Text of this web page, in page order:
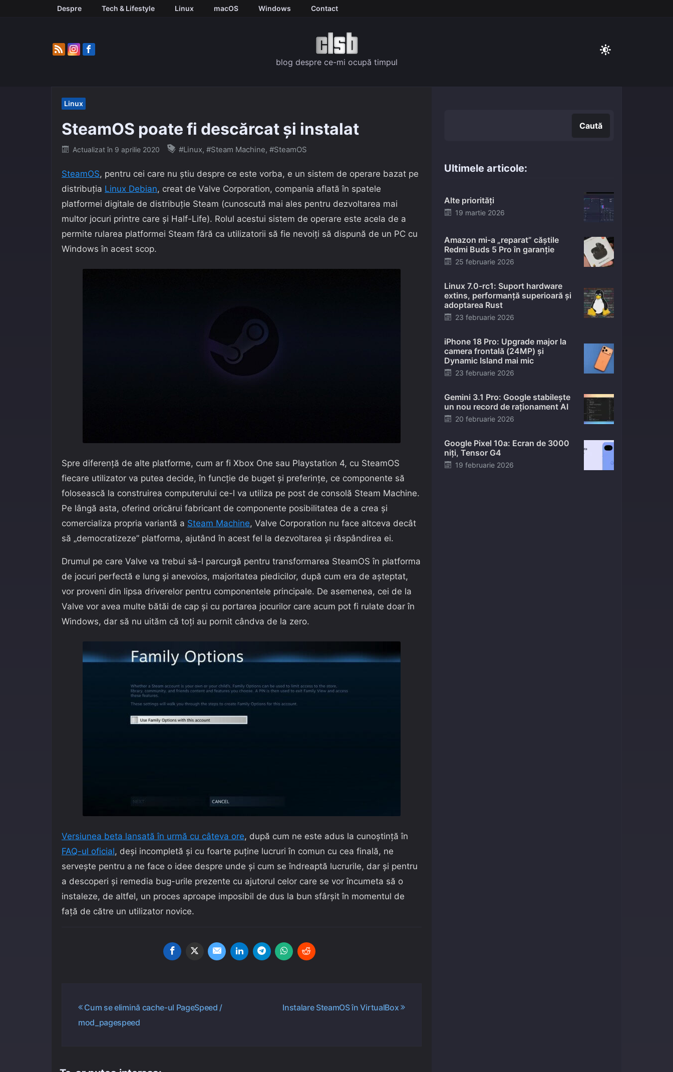
Despre Tech & Lifestyle Linux macOS Windows Contact
blog despre ce-mi ocupă timpul
Linux
SteamOS poate fi descărcat și instalat
Posted
Actualizat în 9 aprilie 2020 #Linux, #Steam Machine, #SteamOS
SteamOS, pentru cei care nu știu despre ce este vorba, e un sistem de operare bazat pe
distribuția Linux Debian, creat de Valve Corporation, compania aflată în spatele
platformei digitale de distribuție Steam (cunoscută mai ales pentru dezvoltarea mai
multor jocuri printre care și Half-Life). Rolul acestui sistem de operare este acela de a
permite rularea platformei Steam fără ca utilizatorii să fie nevoiți să dispună de un PC cu
Windows în acest scop.
Spre diferență de alte platforme, cum ar fi Xbox One sau Playstation 4, cu SteamOS
fiecare utilizator va putea decide, în funcție de buget și preferințe, ce componente să
folosească la construirea computerului ce-l va utiliza pe post de consolă Steam Machine.
Pe lângă asta, oferind oricărui fabricant de componente posibilitatea de a crea și
comercializa propria variantă a Steam Machine, Valve Corporation nu face altceva decât
să „democratizeze” platforma, ajutând în acest fel la dezvoltarea și răspândirea ei.
Drumul pe care Valve va trebui să-l parcurgă pentru transformarea SteamOS în platforma
de jocuri perfectă e lung și anevoios, majoritatea piedicilor, după cum era de așteptat,
vor proveni din lipsa driverelor pentru componentele principale. De asemenea, cei de la
Valve vor avea multe bătăi de cap și cu portarea jocurilor care acum pot fi rulate doar în
Windows, dar să nu uităm că toți au pornit cândva de la zero.
Versiunea beta lansată în urmă cu câteva ore, după cum ne este adus la cunoștință în
FAQ-ul oficial, deși incompletă și cu foarte puține lucruri în comun cu cea finală, ne
servește pentru a ne face o idee despre unde și cum se îndreaptă lucrurile, dar și pentru
a descoperi și remedia bug-urile prezente cu ajutorul celor care se vor încumeta să o
instaleze, de altfel, un proces aproape imposibil de dus la bun sfârșit în momentul de
față de către un utilizator novice.
Navigare
Cum se elimină cache-ul PageSpeed /
mod_pagespeed
Instalare SteamOS în VirtualBox
Caută
Ultimele articole:
Alte priorități
Posted
19 martie 2026
Amazon mi-a „reparat” căștile
Redmi Buds 5 Pro în garanție
Posted
25 februarie 2026
Linux 7.0-rc1: Suport hardware
extins, performanță superioară și
adoptarea Rust
Posted
23 februarie 2026
iPhone 18 Pro: Upgrade major la
camera frontală (24MP) și
Dynamic Island mai mic
Posted
23 februarie 2026
Gemini 3.1 Pro: Google stabilește
un nou record de raționament AI
Posted
20 februarie 2026
Google Pixel 10a: Ecran de 3000
niți, Tensor G4
Posted
19 februarie 2026